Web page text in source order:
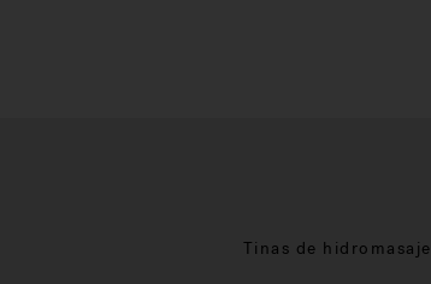
Tinas de hidromasaje